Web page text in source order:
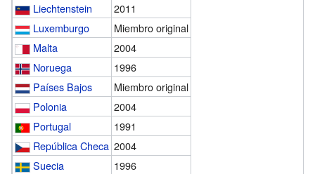
Liechtenstein
2011
Luxemburgo
Miembro original
Malta
2004
Noruega
1996
Países Bajos
Miembro original
Polonia
2004
Portugal
1991
República Checa 2004
Suecia
1996